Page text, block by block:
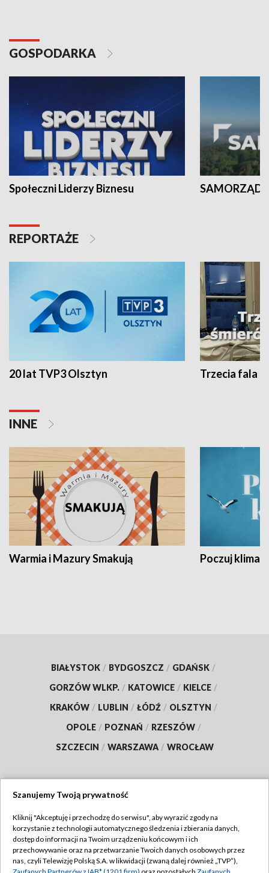
GOSPODARKA
Społeczni Liderzy Biznesu SAMORZĄD
REPORTAŻE
20 lat TVP3 Olsztyn Trzecia fala -
INNE
Warmia i Mazury Smakują Poczuj klimat
BIAŁYSTOK / BYDGOSZCZ / GDAŃSK /
GORZÓW WLKP. / KATOWICE / KIELCE /
KRAKÓW / LUBLIN / ŁÓDŹ / OLSZTYN /
OPOLE / POZNAŃ / RZESZÓW /
SZCZECIN / WARSZAWA / WROCŁAW
TVP
Abonament TVP
Emisja w TVP
Regulamin TVP
Szanujemy Twoją prywatność
Kliknij "Akceptuję i przechodzę do serwisu", aby wyrazić zgody na
korzystanie z technologii automatycznego śledzenia i zbierania danych,
dostęp do informacji na Twoim urządzeniu końcowym i ich
przechowywanie oraz na przetwarzanie Twoich danych osobowych przez
nas, czyli Telewizję Polską S.A. w likwidacji (zwaną dalej również „TVP”),